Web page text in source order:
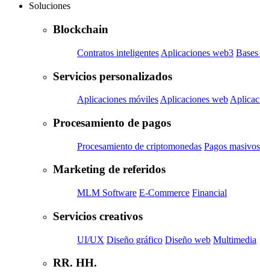
Soluciones
Blockchain
Contratos inteligentes Aplicaciones web3
Servicios personalizados
Aplicaciones móviles Aplicaciones web
Procesamiento de pagos
Procesamiento de criptomonedas Pagos masivos
Marketing de referidos
MLM Software E-Commerce Financial
Servicios creativos
UI/UX Diseño gráfico Diseño web Multimedia
RR. HH.